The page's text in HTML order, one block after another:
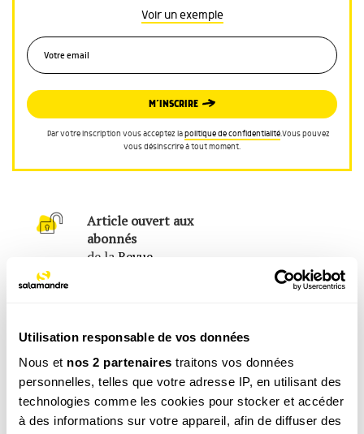
Utilisation responsable de vos données
Nous et nos 2 partenaires traitons vos données
personnelles, telles que votre adresse IP, en utilisant des
technologies comme les cookies pour stocker et accéder
à des informations sur votre appareil, afin de diffuser des
Voir un exemple
M’INSCRIRE
Par votre inscription vous acceptez lapolitique de confidentialité.Vous pouvez
vous désinscrire à tout moment.
Article ouvert aux
abonnés
de laRevue